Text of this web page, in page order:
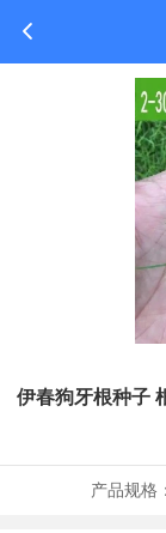
伊春狗牙根种子
产品规格：